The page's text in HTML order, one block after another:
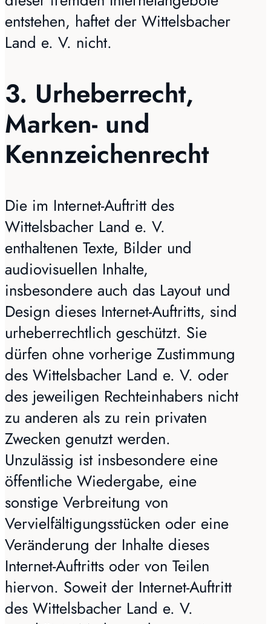
entstehen, haftet der Wittelsbacher
Land e. V. nicht.
3. Urheberrecht,
Marken- und
Kennzeichenrecht
Die im Internet-Auftritt des
Wittelsbacher Land e. V.
enthaltenen Texte, Bilder und
audiovisuellen Inhalte,
insbesondere auch das Layout und
Design dieses Internet-Auftritts, sind
urheberrechtlich geschützt. Sie
dürfen ohne vorherige Zustimmung
des Wittelsbacher Land e. V. oder
des jeweiligen Rechteinhabers nicht
zu anderen als zu rein privaten
Zwecken genutzt werden.
Unzulässig ist insbesondere eine
öffentliche Wiedergabe, eine
sonstige Verbreitung von
Vervielfältigungsstücken oder eine
Veränderung der Inhalte dieses
Internet-Auftritts oder von Teilen
hiervon. Soweit der Internet-Auftritt
des Wittelsbacher Land e. V.